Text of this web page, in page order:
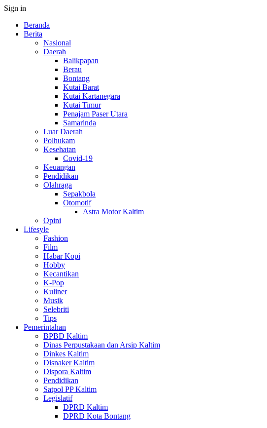
Sign in
Beranda
Berita
Nasional
Daerah
Balikpapan
Berau
Bontang
Kutai Barat
Kutai Kartanegara
Kutai Timur
Penajam Paser Utara
Samarinda
Luar Daerah
Polhukam
Kesehatan
Covid-19
Keuangan
Pendidikan
Olahraga
Sepakbola
Otomotif
Astra Motor Kaltim
Opini
Lifesyle
Fashion
Film
Habar Kopi
Hobby
Kecantikan
K-Pop
Kuliner
Musik
Selebriti
Tips
Pemerintahan
BPBD Kaltim
Dinas Perpustakaan dan Arsip Kaltim
Dinkes Kaltim
Disnaker Kaltim
Dispora Kaltim
Pendidikan
Satpol PP Kaltim
Legislatif
DPRD Kaltim
DPRD Kota Bontang